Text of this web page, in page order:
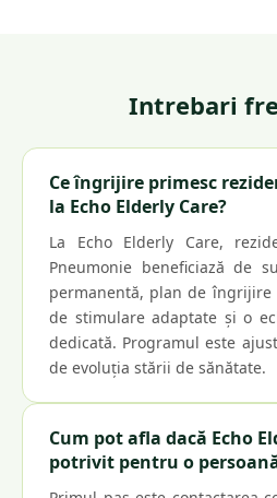
Intrebari
Ce îngrijire primesc
la Echo Elderly Care?
La Echo Elderly Care,
Pneumonie beneficiază de
permanentă, plan de îngrijire
de stimulare adaptate și o
dedicată. Programul este
de evoluția stării de sănătate.
Cum pot afla dacă Echo
potrivit pentru o